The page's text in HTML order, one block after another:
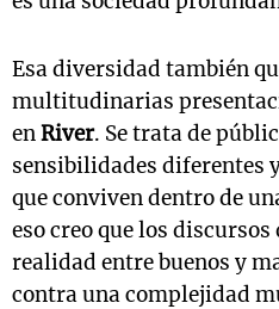
Esa diversidad también
multitudinarias
enRiver. Se trata de
sensibilidades diferentes
que conviven dentro de
eso creo que los
realidad entre buenos y
contra una complejidad